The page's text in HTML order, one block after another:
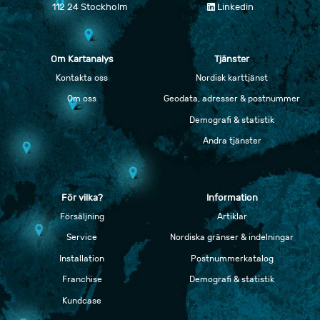
112 24 Stockholm Linkedin
Om Kartanalys
Kontakta oss
Om oss
Tjänster
Nordisk karttjänst
Geodata, adresser & postnummer
Demografi & statistik
Andra tjänster
För vilka?
Försäljning
Service
Installation
Franchise
Kundcase
Information
Artiklar
Nordiska gränser & indelningar
Postnummerkatalog
Demografi & statistik